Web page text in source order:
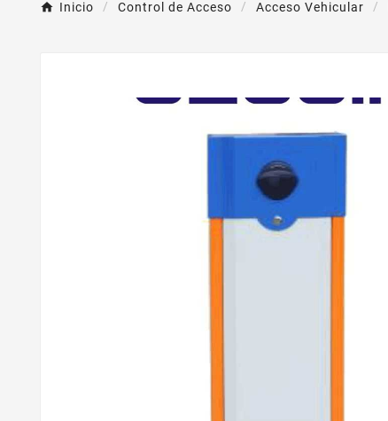
Inicio Control de Acceso Acceso Vehicular